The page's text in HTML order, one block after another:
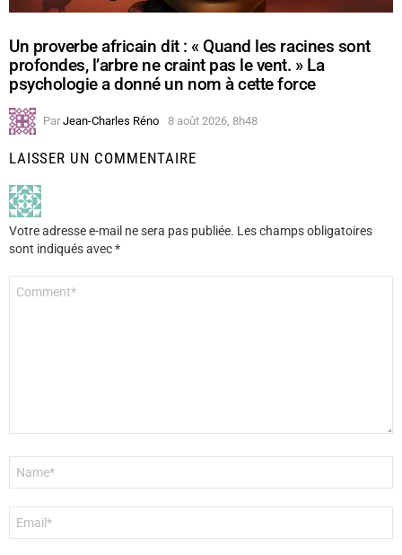
Un proverbe africain dit : « Quand les racines sont
profondes, l’arbre ne craint pas le vent. » La
psychologie a donné un nom à cette force
Par Jean-Charles Réno 8 août 2026, 8h48
LAISSER UN COMMENTAIRE
Votre adresse e-mail ne sera pas publiée. Les champs obligatoires
sont indiqués avec*
mail
*